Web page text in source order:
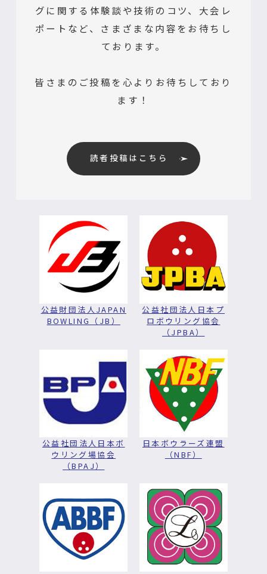
グに関する体験談や技術のコツ、大会レ
ポートなど、さまざまな内容をお待ちし
ております。
皆さまのご投稿を心よりお待ちしており
ます！
読者投稿はこちら
公益財団法人JAPAN
BOWLING（JB）
公益社団法人日本プ
ロボウリング協会
（JPBA）
公益社団法人日本ボ
ウリング場協会
（BPAJ）
日本ボウラーズ連盟
（NBF）